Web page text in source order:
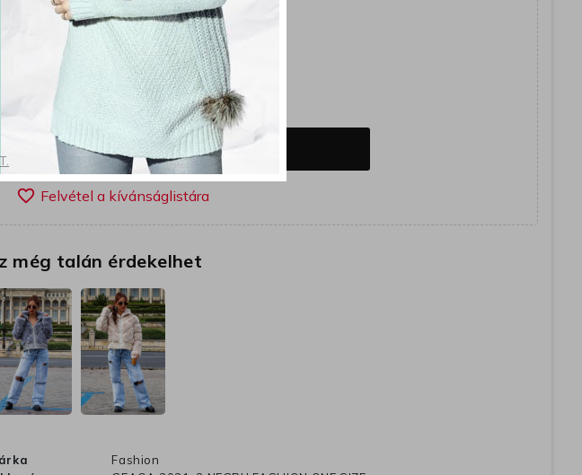
Fekete
ONE SIZE
shopping_cartKOSÁRBA
favorite_border
még talán érdekelhet
Fashion